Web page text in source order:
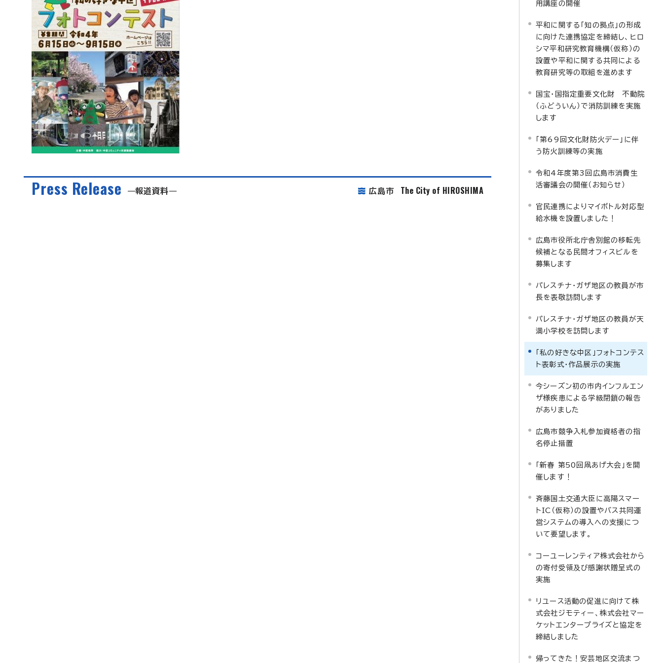
Press Release 報道資料 広島市 The City of HIROSHIMA
用講座の開催
平和に関する「知の拠点」の形成
に向けた連携協定を締結し、ヒロ
シマ平和研究教育機構（仮称）の
設置や平和に関する共同による
教育研究等の取組を進めます
国宝・国指定重要文化財 不動院
（ふどういん）で消防訓練を実施
します
「第69回文化財防火デー」に伴
う防火訓練等の実施
令和4年度第3回広島市消費生
活審議会の開催（お知らせ）
官民連携によりマイボトル対応型
給水機を設置しました！
広島市役所北庁舎別館の移転先
候補となる民間オフィスビルを
募集します
パレスチナ・ガザ地区の教員が市
長を表敬訪問します
パレスチナ・ガザ地区の教員が天
満小学校を訪問します
「私の好きな中区」フォトコンテス
ト表彰式・作品展示の実施
今シーズン初の市内インフルエン
ザ様疾患による学級閉鎖の報告
がありました
広島市競争入札参加資格者の指
名停止措置
「新春 第50回凧あげ大会」を開
催します！
斉藤国土交通大臣に高陽スマー
トIC（仮称）の設置やバス共同運
営システムの導入への支援につ
いて要望します。
コーユーレンティア株式会社から
の寄付受領及び感謝状贈呈式の
実施
リユース活動の促進に向けて株
式会社ジモティー、株式会社マー
ケットエンタープライズと協定を
締結しました
帰ってきた！安芸地区交流まつ